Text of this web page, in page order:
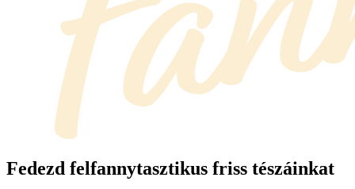
Fedezd felfannytasztikus friss tészáinkat